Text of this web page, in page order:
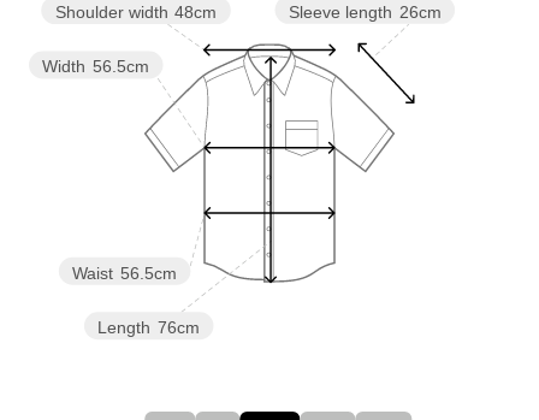
Sleeve length 26cm
Length 76cm
Waist 56.5cm
Width 56.5cm
Shoulder width 48cm